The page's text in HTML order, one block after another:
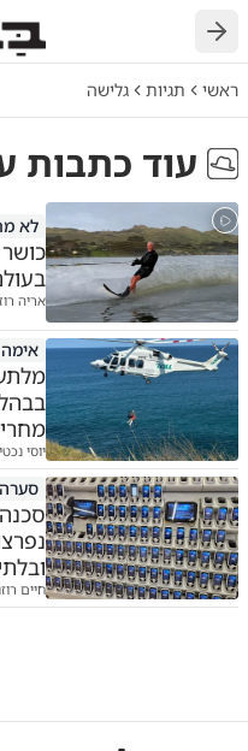
ראשי תגיות גלישה
עוד כתבות
לא
אריה
יוסי
חיים